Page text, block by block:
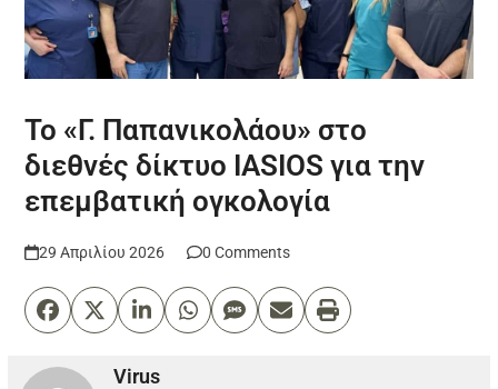
Το «Γ. Παπανικολάου» στο
διεθνές δίκτυο IASIOS για την
επεμβατική ογκολογία
29 Απριλίου 2026 0 Comments
Virus